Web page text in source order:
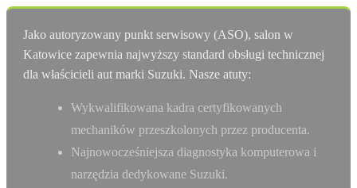
Jako autoryzowany punkt serwisowy (ASO), salon w
Katowice zapewnia najwyższy standard obsługi technicznej
dla właścicieli aut marki Suzuki. Nasze atuty:
Wykwalifikowana kadra certyfikowanych
mechaników przeszkolonych przez producenta.
Najnowocześniejsza diagnostyka komputerowa i
narzędzia dedykowane Suzuki.